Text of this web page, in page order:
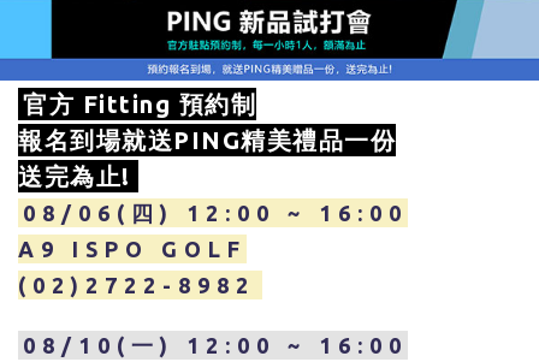
官方 Fitting 預約制
報名到場就送PING精美禮品一份
送完為止!
08/06(四) 12:00 ~ 16:00
A9 ISPO GOLF
(02)2722-8982
08/10(一) 12:00 ~ 16:00